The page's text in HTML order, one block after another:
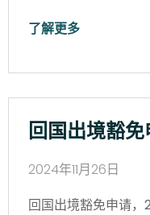
了解更多
回国出境豁
2024年11月26日
回国出境豁免申请